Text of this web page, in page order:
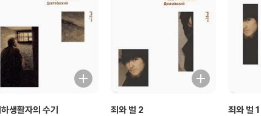
생활자의 수기 죄와 벌 2 죄와 벌 1